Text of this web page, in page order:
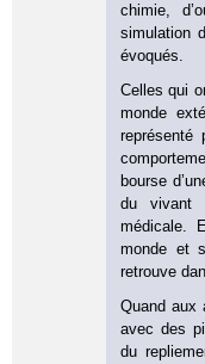
chimie,
simulation
évoqués.
Celles qui
monde
bourse
du vivant
médicale.
monde et
retrouve
Quand aux
avec des
du